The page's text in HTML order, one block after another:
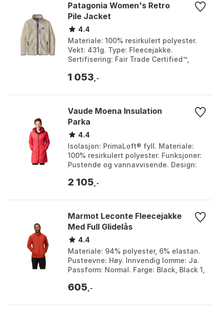
Patagonia Women's Retro
Pile Jacket
4.4
Materiale: 100% resirkulert polyester.
Vekt: 431g. Type: Fleecejakke.
Sertifisering: Fair Trade Certified™,
tan, Ink black, N...
1 053 ,-
Vaude Moena Insulation
Parka
4.4
Isolasjon: PrimaLoft® fyll. Materiale:
100% resirkulert polyester. Funksjoner:
Pustende og vannavvisende. Design:
Black, Dar...
2 105 ,-
Marmot Leconte Fleecejakke
Med Full Glidelås
4.4
Materiale: 94% polyester, 6% elastan.
Pusteevne: Høy. Innvendig lomme: Ja.
Passform: Normal. Farge: Black, Black 1,
S...
605 ,-